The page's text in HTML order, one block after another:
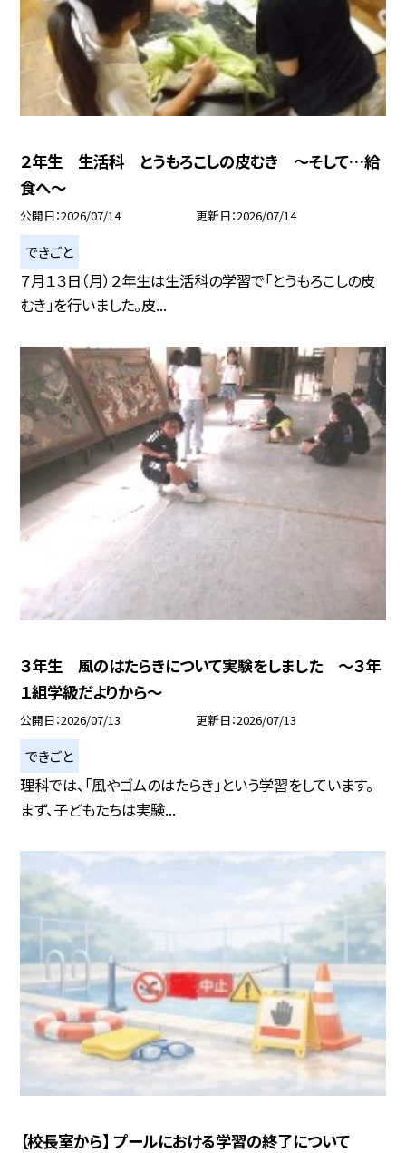
２年生 生活科 とうもろこしの皮むき ～そして…給
食へ～
公開日 2026/07/14 更新日 2026/07/14
できごと
７月１３日（月）２年生は生活科の学習で「とうもろこしの皮
むき」を行いました。皮...
３年生 風のはたらきについて実験をしました ～３年
１組学級だよりから～
公開日 2026/07/13 更新日 2026/07/13
できごと
理科では、「風やゴムのはたらき」という学習をしています。
まず、子どもたちは実験...
【校長室から】 プールにおける学習の終了について